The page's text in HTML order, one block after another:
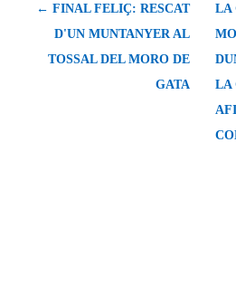
← FINAL FELIÇ: RESCAT
D'UN MUNTANYER AL
TOSSAL DEL MORO DE
GATA
LA
LA